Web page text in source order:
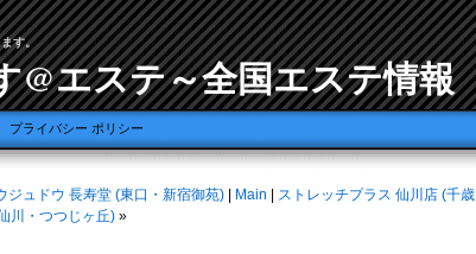
す。
@エステ～全国エステ情報
プライバシー ポリシー
ジュドウ 長寿堂 (東口・新宿御苑) Main
ストレッチプラス 仙川店 (千歳
川・つつじヶ丘) »